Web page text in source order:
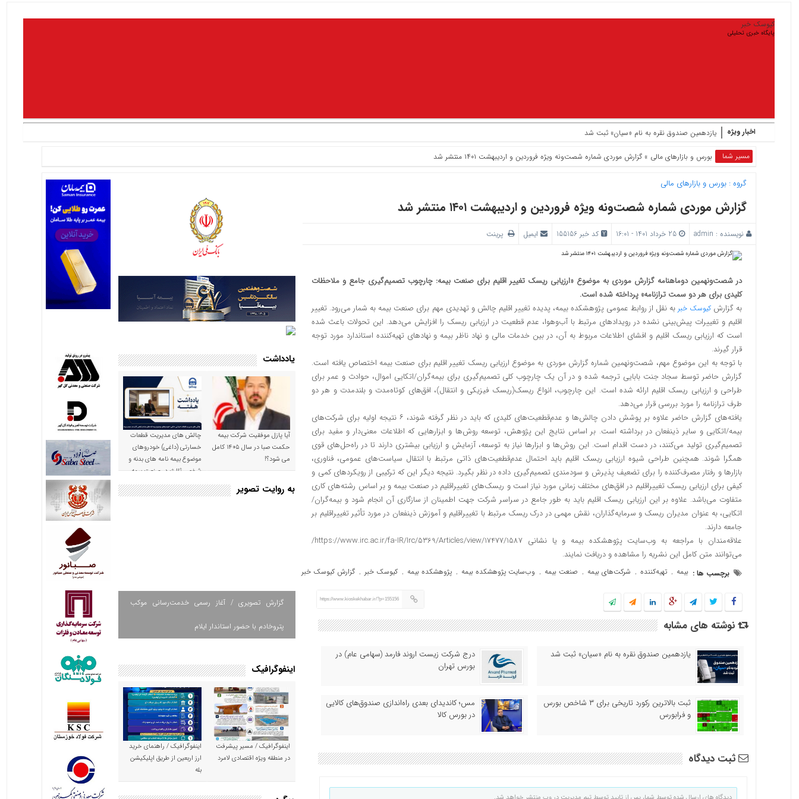
کیوسک خبر
پایگاه خبری تحلیلی
اخبار ویژه یازدهمین صندوق نقره به نام «سیان» ثبت شد
مسیر شما بورس و بازار‌های مالی » گزارش موردی شماره شصت‌و‌نه ویژه فروردین و اردیبهشت ۱۴۰۱ منتشر شد
گروه :بورس و بازار‌های مالی
گزارش موردی شماره شصت‌و‌نه ویژه فروردین و اردیبهشت ۱۴۰۱ منتشر شد
نویسنده : admin 25 خرداد 1401 - 16:01 کد خبر 155156 ایمیل پرینت
در شصت‌و‌نهمین دوماهنامه گزارش موردی به موضوع «ارزیابی ریسک تغییر اقلیم برای صنعت بیمه: چارچوب تصمیم‌گیری جامع و ملاحظات
کلیدی برای هر دو سمت ترازنامه» پرداخته شده است.
به گزارش کیوسک خبر به نقل از روابط عمومی پژوهشکده بیمه، پدیده تغییر اقلیم چالش و تهدیدی مهم برای صنعت بیمه به شمار می‌رود. تغییر
اقلیم و تغییرات پیش‌بینی نشده در رویدادهای مرتبط با آب‌و‌هوا، عدم قطعیت در ارزیابی ریسک را افزایش می‌دهد. این تحولات باعث شده
است که ارزیابی ریسک اقلیم و افشای اطلاعات مربوط به آن، در بین خدمات مالی و نهاد ناظر بیمه و نهادهای تهیه‌کننده استاندارد مورد توجه
قرار گیرند.
با توجه به این موضوع مهم، شصت‌و‌نهمین شماره گزارش موردی به موضوع ارزیابی ریسک تغییر اقلیم برای صنعت بیمه اختصاص یافته است.
گزارش حاضر توسط سجاد جنت بابایی ترجمه شده و در آن یک چارچوب کلی تصمیم‌گیری برای بیمه‌گران/اتکایی اموال، حوادث و عمر برای
طراحی و ارزیابی ریسک اقلیم ارائه شده است. این چارچوب، انواع ریسک(ریسک فیزیکی و انتقال)، افق‌های کوتاه‌مدت و بلندمدت و هر دو
طرف ترازنامه را مورد بررسی قرار می‌دهد.
یافته‌های گزارش حاضر علاوه بر پوشش دادن چالش‌ها و عدم‌قطعیت‌های کلیدی که باید در نظر گرفته شوند، ۶ نتیجه اولیه برای شرکت‌های
بیمه/اتکایی و سایر ذینفعان در برداشته است. بر اساس نتایج این پژوهش، توسعه روش‌ها و ابزارهایی که اطلاعات معنی‌دار و مفید برای
تصمیم‌گیری تولید می‌کنند، در دست اقدام است. این روش‌ها و ابزارها نیاز به توسعه، آزمایش و ارزیابی بیشتری دارند تا در راه‌حل‌های قوی
همگرا شوند. همچنین طراحی شیوه ارزیابی ریسک اقلیم باید احتمال عدم‌قطعیت‌های ذاتی مرتبط با انتقال سیاست‌های عمومی، فناوری،
بازارها و رفتار مصرف‌کننده را برای تضعیف پذیرش و سودمندی تصمیم‌گیری داده در نظر بگیرد. نتیجه دیگر این که ترکیبی از رویکردهای کمی و
کیفی برای ارزیابی ریسک تغییراقلیم در افق‌های مختلف زمانی مورد نیاز است و ریسک‌های تغییراقلیم در صنعت بیمه و بر اساس رشته‌های کاری
متفاوت می‌باشد. علاوه ‌بر این ارزیابی ریسک اقلیم باید به طور جامع در سراسر شرکت جهت اطمینان از سازگاری آن انجام شود و بیمه‌گران/
اتکایی، به عنوان مدیران ریسک و سرمایه‌گذاران، نقش مهمی در درک ریسک مرتبط با تغییراقلیم و آموزش ذینفعان در مورد تأثیر تغییراقلیم بر
جامعه دارند.
علاقه‌مندان با مراجعه به وب‌سایت پژوهشکده بیمه و یا نشانی https://www.irc.ac.ir/fa-IR/Irc/5369/Articles/view/17477/1587/
می‌توانند متن کامل این نشریه را مشاهده و دریافت نمایند.
برچسب ها : بیمه , تهیه‌کننده , شرکت‌های بیمه , صنعت بیمه , وب‌سایت پژوهشکده بیمه , پژوهشکده بیمه , کیوسک خبر , گزارش کیوسک خبر
https://www.kioskekhabar.ir/?p=155156
نوشته های مشابه
یازدهمین صندوق نقره به نام «سیان» ثبت شد
درج شرکت زیست اروند فارمد (سهامی عام) در
بورس تهران
ثبت بالاترین رکورد تاریخی برای ۳ شاخص بورس
و فرابورس
مس؛ کاندیدای بعدی راه‌اندازی صندوق‌های کالایی
در بورس کالا
ثبت دیدگاه
یادداشت
آیا پازل موفقیت شرکت بیمه
حکمت صبا در سال ۱۴۰۵ کامل
می شود؟!
چالش های مدیریت قطعات
خسارتی (داغی) خودروهای
موضوع بیمه نامه های بدنه و
شخص ثالث در صنعت بیمه
به روایت تصویر
گزارش تصویری / آغاز رسمی خدمت‌رسانی موکب
پتروخادم با حضور استاندار ایلام
اینفوگرافیک
اینفوگرافیک / مسیر پیشرفت
در منطقه ویژه اقتصادی لامرد
اینفوگرافیک / راهنمای خرید
ارز اربعین از طریق اپلیکیشن
بله